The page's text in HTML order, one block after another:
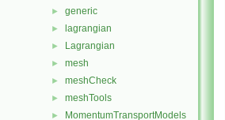
► generic
► lagrangian
► Lagrangian
► mesh
► meshCheck
► meshTools
► MomentumTransportModels